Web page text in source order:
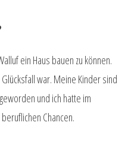
ein Haus bauen zu können.
war. Meine Kinder sind
und ich hatte im
Chancen.